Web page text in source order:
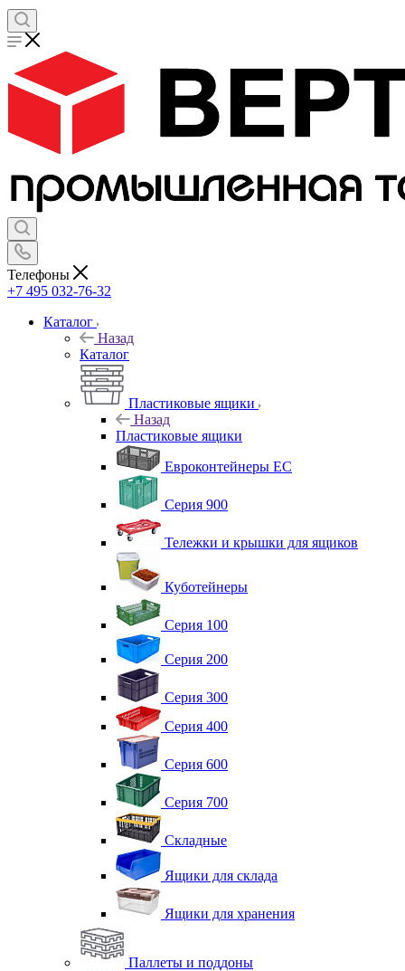
Телефоны
+7 495 032-76-32
Каталог
Назад
Каталог
Пластиковые ящики
Назад
Пластиковые ящики
Евроконтейнеры ЕС
Серия 900
Тележки и крышки для ящиков
Куботейнеры
Серия 100
Серия 200
Серия 300
Серия 400
Серия 600
Серия 700
Складные
Ящики для склада
Ящики для хранения
Паллеты и поддоны